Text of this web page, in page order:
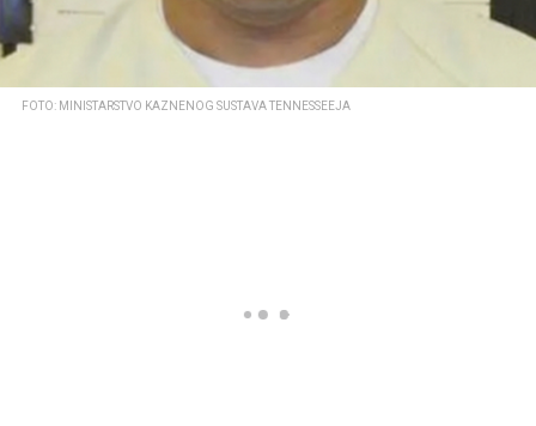
FOTO: MINISTARSTVO KAZNENOG SUSTAVA TENNESSEEJA